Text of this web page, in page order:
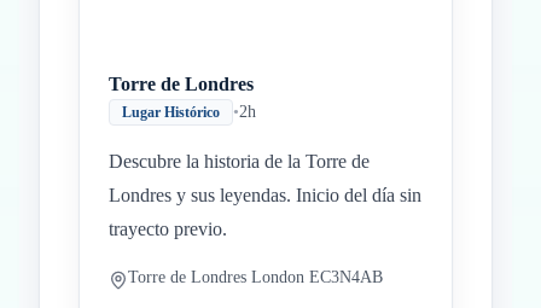
Torre de Londres
Lugar Histórico •2h
Descubre la historia de la Torre de
Londres y sus leyendas. Inicio del día sin
trayecto previo.
Torre de Londres London EC3N4AB